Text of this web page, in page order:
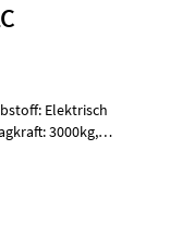
Elektrisch